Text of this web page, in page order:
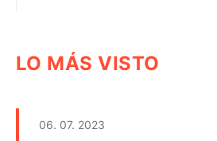
LO MÁS VISTO
06. 07. 2023